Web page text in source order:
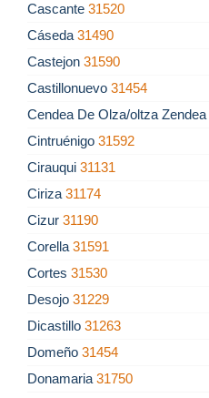
Cascante 31520
Cáseda 31490
Castejon 31590
Castillonuevo 31454
Cendea De Olza/oltza Zendea
Cintruénigo 31592
Cirauqui 31131
Ciriza 31174
Cizur 31190
Corella 31591
Cortes 31530
Desojo 31229
Dicastillo 31263
Domeño 31454
Donamaria 31750